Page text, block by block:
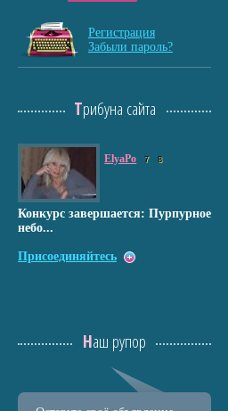
Регистрация
Забыли пароль?
Трибуна сайта
ElyaPo 7 8
Конкурс завершается: Пурпурное
небо...
Присоединяйтесь
Наш рупор